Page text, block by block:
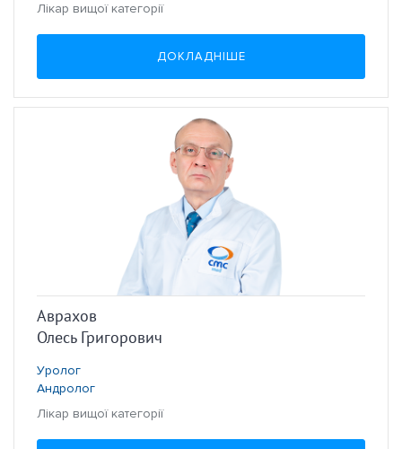
Лікар вищої категорії
ДОКЛАДНІШЕ
Аврахов
Олесь Григорович
Уролог
Андролог
Лікар вищої категорії